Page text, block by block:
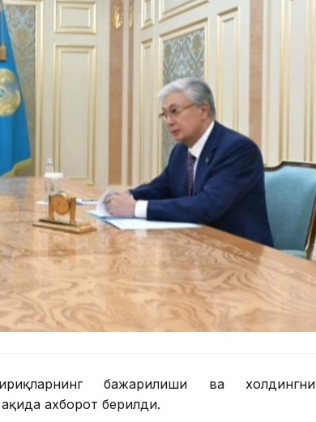
бажарилиши ва холдингни
ахборот берилди.